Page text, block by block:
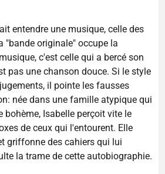
entendre une musique, celle des
"bande originale" occupe la
c'est celle qui a bercé son
pas une chanson douce. Si le style
il pointe les fausses
née dans une famille atypique qui
bohème, Isabelle perçoit vite le
de ceux qui l'entourent. Elle
griffonne des cahiers qui lui
la trame de cette autobiographie.